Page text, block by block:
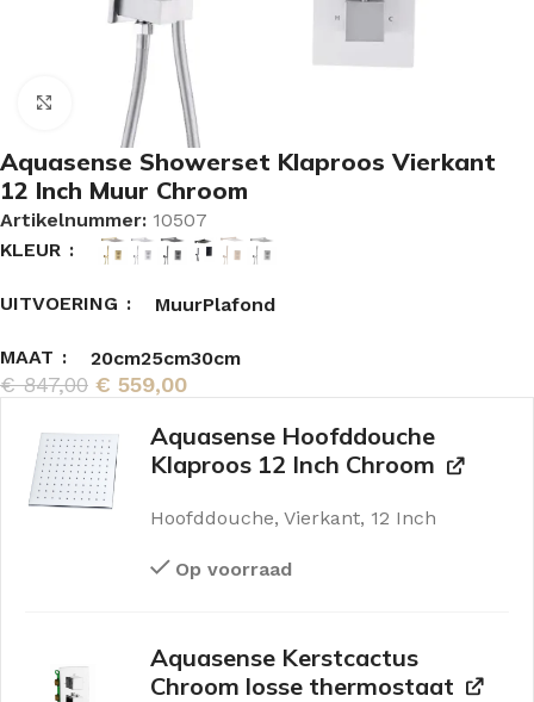
Vergroten
Aquasense Showerset Klaproos Vierkant
12 Inch Muur Chroom
Artikelnummer: 10507
KLEUR
UITVOERING MuurPlafond
MAAT 20cm25cm30cm
€847,00 € 559,00
Aquasense Hoofddouche
Klaproos 12 Inch Chroom
Hoofddouche, Vierkant, 12 Inch
Op voorraad
Aquasense Kerstcactus
Chroom losse thermostaat